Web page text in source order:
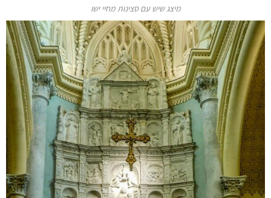
מיצג שיש עם סצינות מחיי ישו